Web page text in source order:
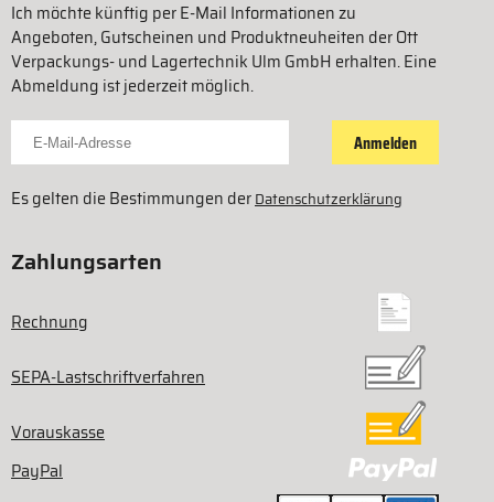
Ich möchte künftig per E-Mail Informationen zu
Angeboten, Gutscheinen und Produktneuheiten der Ott
Verpackungs- und Lagertechnik Ulm GmbH erhalten. Eine
Abmeldung ist jederzeit möglich.
Für Newsletter anmelden
Anmelden
Es gelten die Bestimmungen derDatenschutzerklärung
Zahlungsarten
Rechnung
SEPA-Lastschriftverfahren
Vorauskasse
PayPal